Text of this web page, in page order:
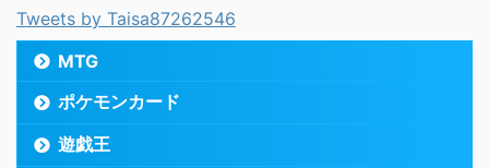
Tweets by Taisa87262546
MTG
ポケモンカード
遊戯王